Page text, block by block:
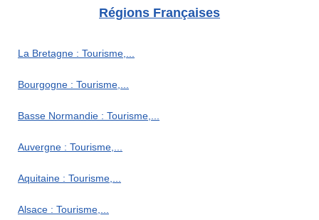
Régions Françaises
La Bretagne : Tourisme,...
Bourgogne : Tourisme,...
Basse Normandie : Tourisme,...
Auvergne : Tourisme,...
Aquitaine : Tourisme,...
Alsace : Tourisme,...